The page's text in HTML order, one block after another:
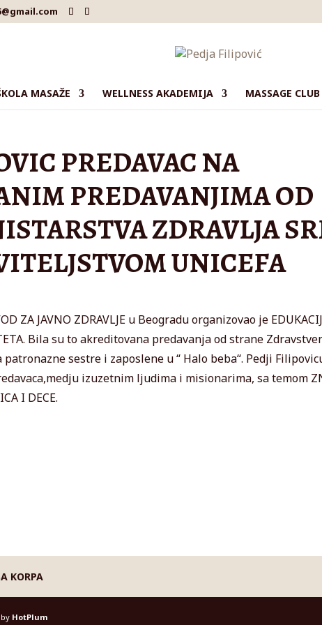
MASAŽE WELLNESS AKADEMIJA MASSAGE CLUB
PREDAVAC NA
PREDAVANJIMA OD
ZDRAVLJA
UNICEFA
ZA JAVNO ZDRAVLJE u Beogradu organizovao je
Bila su to akreditovana predavanja od strane
sestre i zaposlene u “ Halo beba“. Pedji
izuzetnim ljudima i misionarima, sa temom
I DECE.
KORPA
HotPlum